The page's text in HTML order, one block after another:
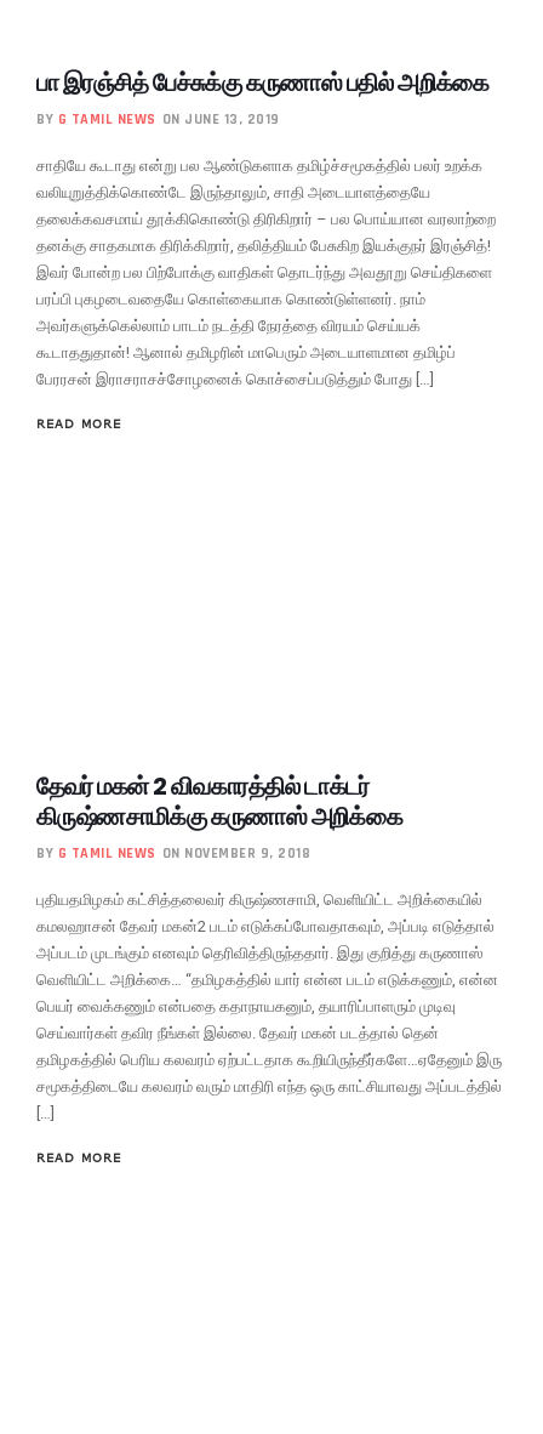
பா இரஞ்சித் பேச்சுக்கு கருணாஸ் பதில் அறிக்கை
BY G TAMIL NEWS ON JUNE 13, 2019
சாதியே கூடாது என்று பல ஆண்டுகளாக தமிழ்ச்சமூகத்தில் பலர் உறக்க
வலியுறுத்திக்கொண்டே இருந்தாலும், சாதி அடையாளத்தையே
தலைக்கவசமாய் தூக்கிகொண்டு திரிகிறார் – பல பொய்யான வரலாற்றை
தனக்கு சாதகமாக திரிக்கிறார், தலித்தியம் பேசுகிற இயக்குநர் இரஞ்சித்!
இவர் போன்ற பல பிற்போக்கு வாதிகள் தொடர்ந்து அவதூறு செய்திகளை
பரப்பி புகழடைவதையே கொள்கையாக கொண்டுள்ளனர். நாம்
அவர்களுக்கெல்லாம் பாடம் நடத்தி நேரத்தை விரயம் செய்யக்
கூடாததுதான்! ஆனால் தமிழரின் மாபெரும் அடையாளமான தமிழ்ப்
பேரரசன் இராசராசச்சோழனைக் கொச்சைப்படுத்தும் போது […]
READ MORE
தேவர் மகன் 2 விவகாரத்தில் டாக்டர்
கிருஷ்ணசாமிக்கு கருணாஸ் அறிக்கை
BY G TAMIL NEWS ON NOVEMBER 9, 2018
புதியதமிழகம் கட்சித்தலைவர் கிருஷ்ணசாமி, வெளியிட்ட அறிக்கையில்
கமலஹாசன் தேவர் மகன்2 படம் எடுக்கப்போவதாகவும், அப்படி எடுத்தால்
அப்படம் முடங்கும் எனவும் தெரிவித்திருந்ததார். இது குறித்து கருணாஸ்
வெளியிட்ட அறிக்கை… “தமிழகத்தில் யார் என்ன படம் எடுக்கணும், என்ன
பெயர் வைக்கணும் என்பதை கதாநாயகனும், தயாரிப்பாளரும் முடிவு
செய்வார்கள் தவிர நீங்கள் இல்லை. தேவர் மகன் படத்தால் தென்
தமிழகத்தில் பெரிய கலவரம் ஏற்பட்டதாக கூறியிருந்தீர்களே…ஏதேனும் இரு
சமூகத்திடையே கலவரம் வரும் மாதிரி எந்த ஒரு காட்சியாவது அப்படத்தில்
[…]
READ MORE